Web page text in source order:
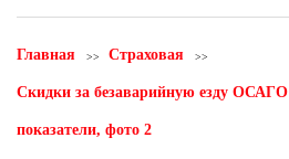
Главная Страховая
Cкидки за безаварийную езду ОСАГО
показатели, фото 2